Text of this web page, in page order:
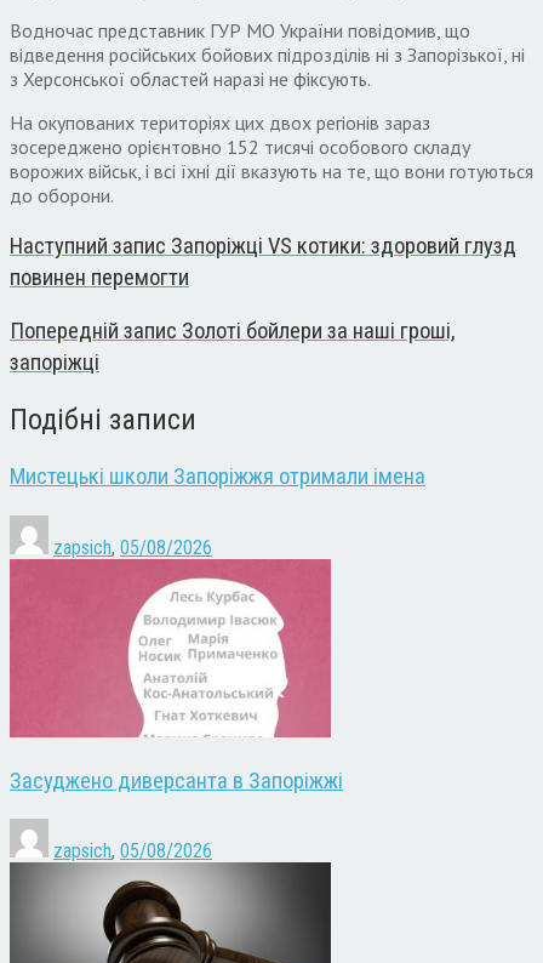
Водночас представник ГУР МО України повідомив, що
відведення російських бойових підрозділів ні з Запорізької, ні
з Херсонської областей наразі не фіксують.
На окупованих територіях цих двох регіонів зараз
зосереджено орієнтовно 152 тисячі особового складу
ворожих військ, і всі їхні дії вказують на те, що вони готуються
до оборони.
Наступний запис Запоріжці VS котики: здоровий глузд
повинен перемогти
Попередній запис Золоті бойлери за наші гроші,
запоріжці
Подібні записи
Мистецькі школи Запоріжжя отримали імена
zapsich, 05/08/2026
Засуджено диверсанта в Запоріжжі
zapsich, 05/08/2026